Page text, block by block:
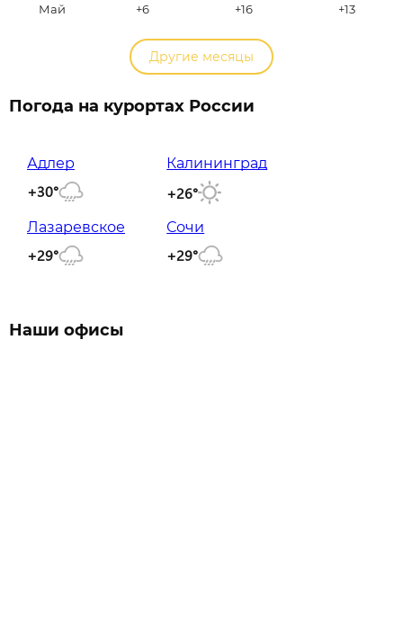
Май +6 +16 +13
Другие месяцы
Погода на курортах России
Адлер
+30°
Калининград
+26°
Лазаревское
+29°
Сочи
+29°
Наши офисы